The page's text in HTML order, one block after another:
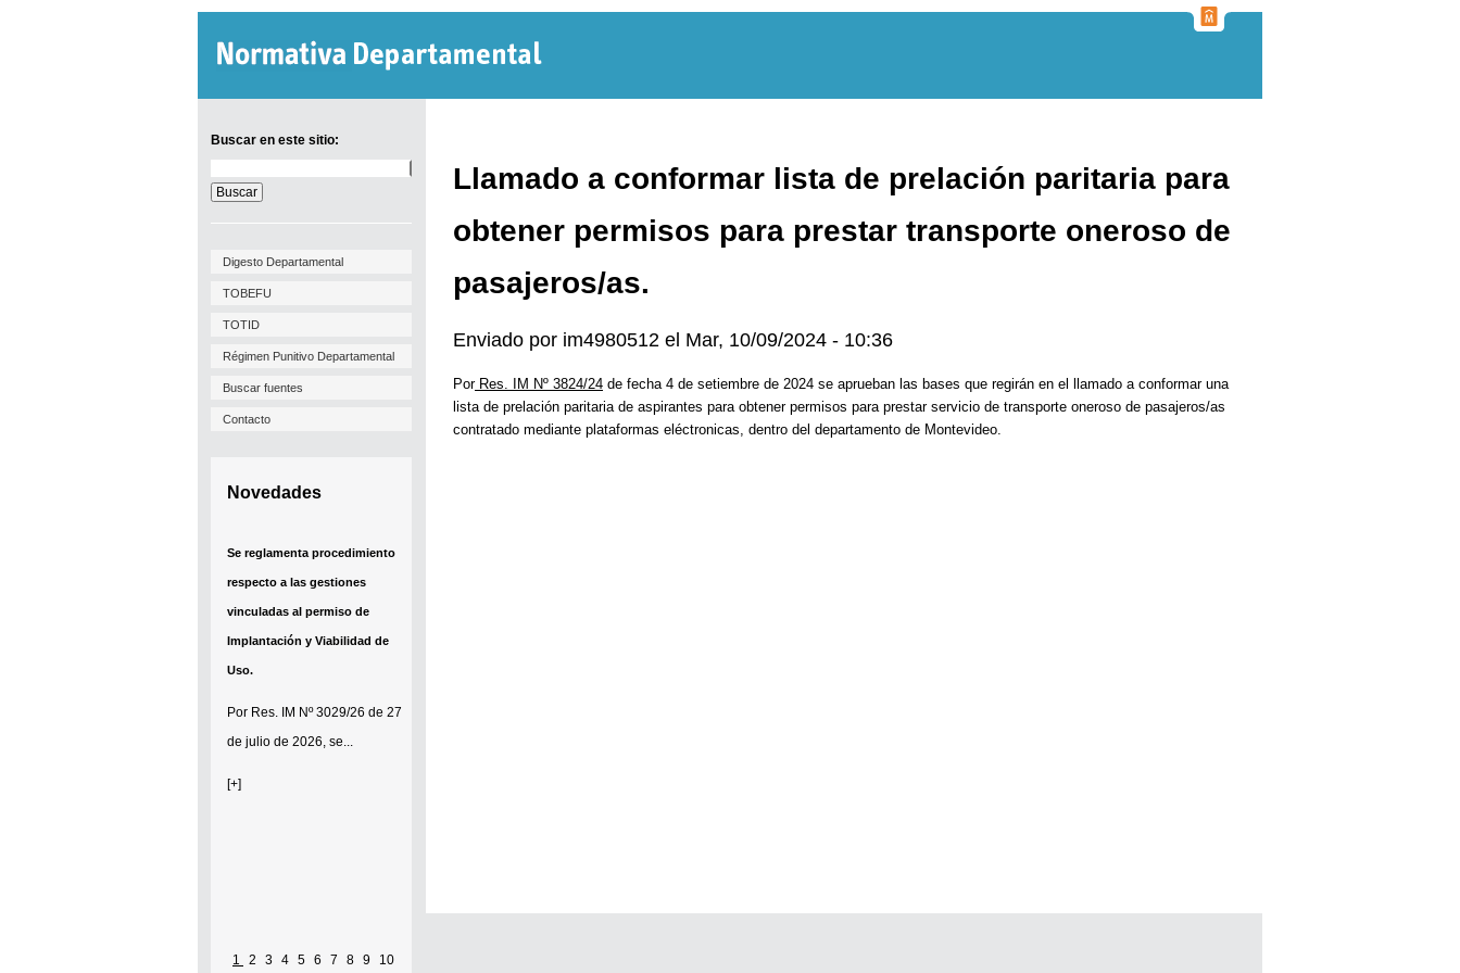
Buscar en este sitio:
en
este
sitio:
Digesto Departamental
TOBEFU
TOTID
Régimen Punitivo Departamental
Buscar fuentes
Contacto
Novedades
Se reglamenta procedimiento
respecto a las gestiones
vinculadas al permiso de
Implantación y Viabilidad de
Uso.
Por Res. IM Nº 3029/26 de 27
de julio de 2026, se...
[+]
1 2 3 4 5 6 7 8 9 10
Llamado a conformar lista de prelación paritaria para
obtener permisos para prestar transporte oneroso de
pasajeros/as.
Enviado por im4980512 el Mar, 10/09/2024 - 10:36
PorRes. IM Nº 3824/24 de fecha 4 de setiembre de 2024 se aprueban las bases que regirán en el llamado a conformar una
lista de prelación paritaria de aspirantes para obtener permisos para prestar servicio de transporte oneroso de pasajeros/as
contratado mediante plataformas eléctronicas, dentro del departamento de Montevideo.